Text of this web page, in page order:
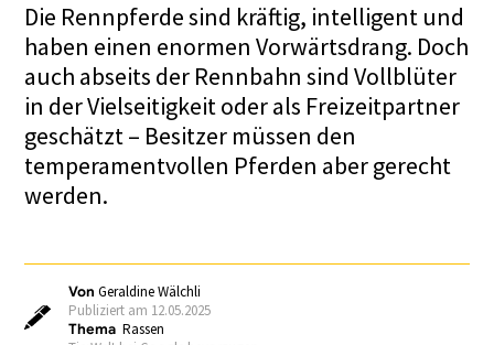
Die Rennpferde sind kräftig, intelligent und
haben einen enormen Vorwärtsdrang. Doch
auch abseits der Rennbahn sind Vollblüter
in der Vielseitigkeit oder als Freizeitpartner
geschätzt – Besitzer müssen den
temperamentvollen Pferden aber gerecht
werden.
VonGeraldine Wälchli
Publiziert am 12.05.2025
Thema Rassen